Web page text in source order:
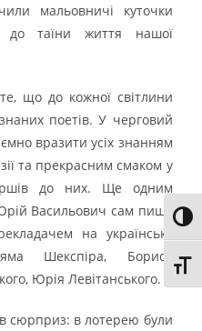
мальовничі куточки
до таїни життя нашої
що до кожної світлини
поетів. У черговий
вразити усіх знанням
та прекрасним смаком у
до них. Ще одним
Васильович сам пише
на українську
Шекспіра, Бориса
Юрія Левітанського.
сюрприз: в лотерею були